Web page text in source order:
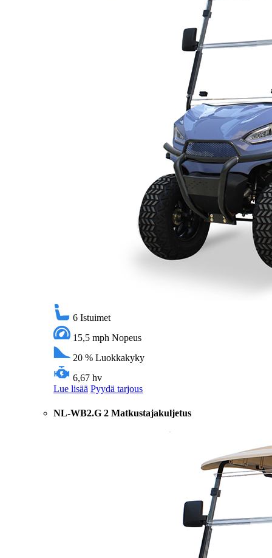
6 Istuimet
15,5 mph Nopeus
20 % Luokkakyky
6,67 hv
Lue lisää Pyydä tarjous
NL-WB2.G 2 Matkustajakuljetus